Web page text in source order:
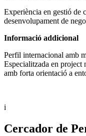
Experiència en gestió de
desenvolupament de
Informació addicional
Perfil internacional amb
Especialitzada en project
amb forta orientació a
i
Cercador de